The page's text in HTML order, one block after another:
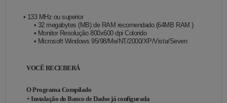
• 133 MHz ou superior
• 32 megabytes (MB) de RAM recomendado (64MB RAM )
• Monitor Resolução 800x600 dpi Colorido
• Microsoft Windows 95/98/Me/NT/2000/XP/Vista/Seven
VOCÊ RECEBERÁ
O Programa Compilado
+ Instalação do Banco de Dados já configurada